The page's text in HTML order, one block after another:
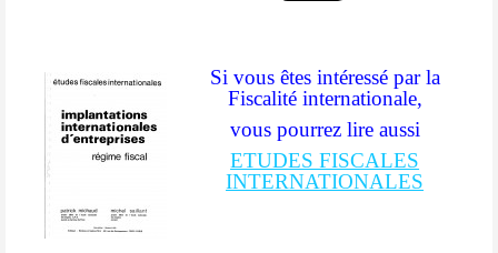
Si vous êtes intéressé par la
Fiscalité internationale,
vous pourrez lire aussi
ETUDES FISCALES
INTERNATIONALES